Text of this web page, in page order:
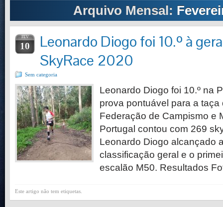
Arquivo Mensal:
FEV
10
Leonardo Diogo foi 10.º à
SkyRace 2020
Sem categoria
Leonardo Diogo foi 10.º na
prova pontuável para a
Federação de Campismo e
Portugal contou com 269
Leonardo Diogo alcançado
classificação geral e o
escalão M50. Resultados
Este artigo não tem etiquetas.